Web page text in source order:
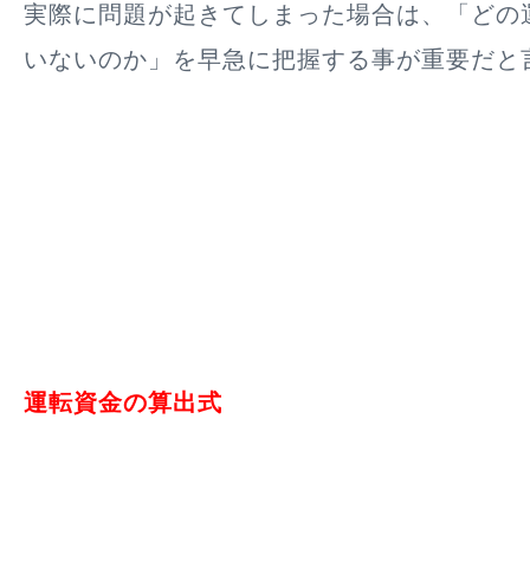
実際に問題が起きてしまった場合は、「どの
いないのか」を早急に把握する事が重要だと
運転資金の算出式